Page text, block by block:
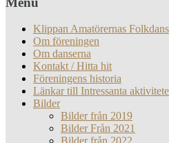
Klippan Amatörernas
Om föreningen
Om danserna
Kontakt / Hitta hit
Föreningens historia
Länkar till Intressanta
Bilder
Bilder från 2019
Bilder Från 2021